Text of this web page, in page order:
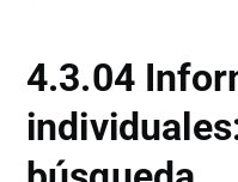
4.3.04